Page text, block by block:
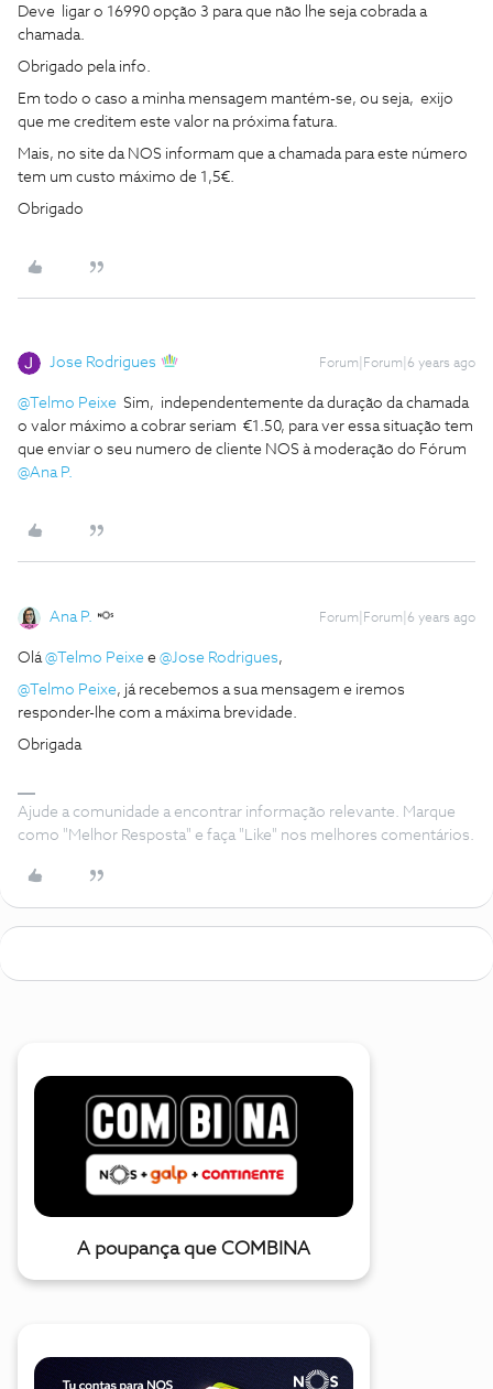
Deve ligar o 16990 opção 3 para que não lhe seja cobrada a
chamada.
Obrigado pela info.
Em todo o caso a minha mensagem mantém-se, ou seja, exijo
que me creditem este valor na próxima fatura.
Mais, no site da NOS informam que a chamada para este número
tem um custo máximo de 1,5€.
Obrigado
Jose Rodrigues Forum|Forum|6 years ago
@Telmo Peixe Sim, independentemente da duração da chamada
o valor máximo a cobrar seriam €1.50, para ver essa situação tem
que enviar o seu numero de cliente NOS à moderação do Fórum
@Ana P.
Ana P. Forum|Forum|6 years ago
Olá@Telmo Peixe e @Jose Rodrigues,
@Telmo Peixe, já recebemos a sua mensagem e iremos
responder-lhe com a máxima brevidade.
Obrigada
Ajude a comunidade a encontrar informação relevante. Marque
como "Melhor Resposta" e faça "Like" nos melhores comentários.
A poupança que COMBINA